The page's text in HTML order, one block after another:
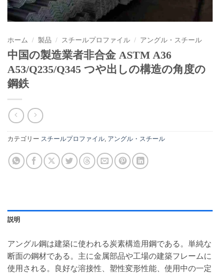
ホーム / 製品 / スチールプロファイル / アングル・スチール
中国の製造業者非合金 ASTM A36
A53/Q235/Q345 つや出しの構造の角度の
鋼鉄
カテゴリー スチールプロファイル, アングル・スチール
説明
アングル鋼は建築に使われる炭素構造用鋼である。単純な
断面の鋼材である。主に金属部品や工場の建築フレームに
使用される。良好な溶接性、塑性変形性能、使用中の一定